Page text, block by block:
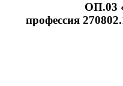
ОП.03
профессия